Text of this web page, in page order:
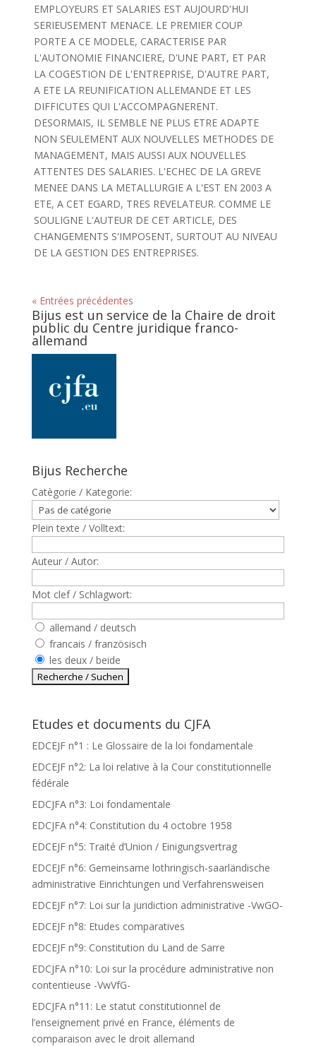
EMPLOYEURS ET SALARIES EST AUJOURD'HUI
SERIEUSEMENT MENACE. LE PREMIER COUP
PORTE A CE MODELE, CARACTERISE PAR
L'AUTONOMIE FINANCIERE, D'UNE PART, ET PAR
LA COGESTION DE L'ENTREPRISE, D'AUTRE PART,
A ETE LA REUNIFICATION ALLEMANDE ET LES
DIFFICUTES QUI L'ACCOMPAGNERENT.
DESORMAIS, IL SEMBLE NE PLUS ETRE ADAPTE
NON SEULEMENT AUX NOUVELLES METHODES DE
MANAGEMENT, MAIS AUSSI AUX NOUVELLES
ATTENTES DES SALARIES. L'ECHEC DE LA GREVE
MENEE DANS LA METALLURGIE A L'EST EN 2003 A
ETE, A CET EGARD, TRES REVELATEUR. COMME LE
SOULIGNE L'AUTEUR DE CET ARTICLE, DES
CHANGEMENTS S'IMPOSENT, SURTOUT AU NIVEAU
DE LA GESTION DES ENTREPRISES.
« Entrées précédentes
Bijus est un service de la Chaire de droit
public du Centre juridique franco-
allemand
Bijus Recherche
Catègorie / Kategorie:
Plein texte / Volltext:
Auteur / Autor:
Mot clef / Schlagwort:
allemand / deutsch
francais / französisch
les deux / beide
Etudes et documents du CJFA
EDCEJF n°1 : Le Glossaire de la loi fondamentale
EDCEJF n°2: La loi relative à la Cour constitutionnelle
fédérale
EDCJFA n°3: Loi fondamentale
EDCJFA n°4: Constitution du 4 octobre 1958
EDCEJF n°5: Traité d’Union / Einigungsvertrag
EDCEJF n°6: Gemeinsame lothringisch-saarländische
administrative Einrichtungen und Verfahrensweisen
EDCEJF n°7: Loi sur la juridiction administrative -VwGO-
EDCEJF n°8: Etudes comparatives
EDCEJF n°9: Constitution du Land de Sarre
EDCJFA n°10: Loi sur la procédure administrative non
contentieuse -VwVfG-
EDCJFA n°11: Le statut constitutionnel de
l’enseignement privé en France, éléments de
comparaison avec le droit allemand